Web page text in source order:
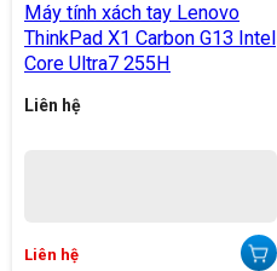
Máy tính xách tay Lenovo
ThinkPad X1 Carbon G13 Intel
Core Ultra7 255H
Liên hệ
Liên hệ